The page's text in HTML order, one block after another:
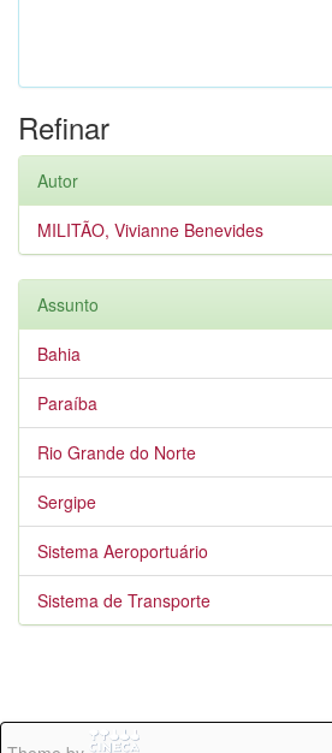
Refinar
Autor
MILITÃO, Vivianne Benevides
Assunto
Bahia
Paraíba
Rio Grande do Norte
Sergipe
Sistema Aeroportuário
Sistema de Transporte